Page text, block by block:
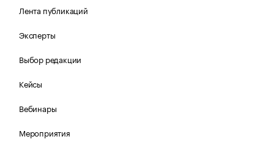
Лента публикаций
Эксперты
Выбор редакции
Кейсы
Вебинары
Мероприятия